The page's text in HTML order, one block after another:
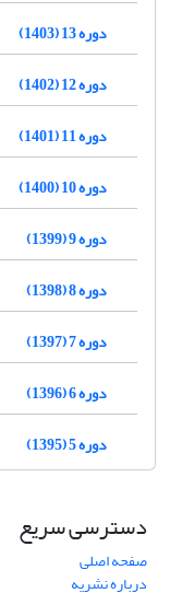
دوره 13 (1403)
دوره 12 (1402)
دوره 11 (1401)
دوره 10 (1400)
دوره 9 (1399)
دوره 8 (1398)
دوره 7 (1397)
دوره 6 (1396)
دوره 5 (1395)
دسترسی سریع
صفحه اصلی
درباره نشریه